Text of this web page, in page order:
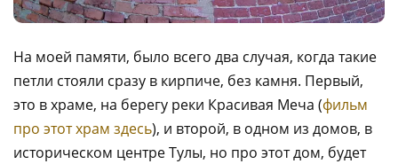
На моей памяти, было всего два случая, когда такие
петли стояли сразу в кирпиче, без камня. Первый,
это в храме, на берегу реки Красивая Меча (фильм
про этот храм здесь), и второй, в одном из домов, в
историческом центре Тулы, но про этот дом, будет